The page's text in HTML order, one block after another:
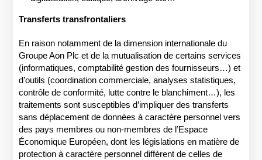
Transferts transfrontaliers
En raison notamment de la dimension internationale du
Groupe Aon Plc et de la mutualisation de certains services
(informatiques, comptabilité gestion des fournisseurs…) et
d’outils (coordination commerciale, analyses statistiques,
contrôle de conformité, lutte contre le blanchiment…), les
traitements sont susceptibles d’impliquer des transferts
sans déplacement de données à caractère personnel vers
des pays membres ou non-membres de l’Espace
Économique Européen, dont les législations en matière de
protection à caractère personnel diffèrent de celles de